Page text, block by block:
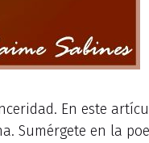
En este
Sumérgete en la